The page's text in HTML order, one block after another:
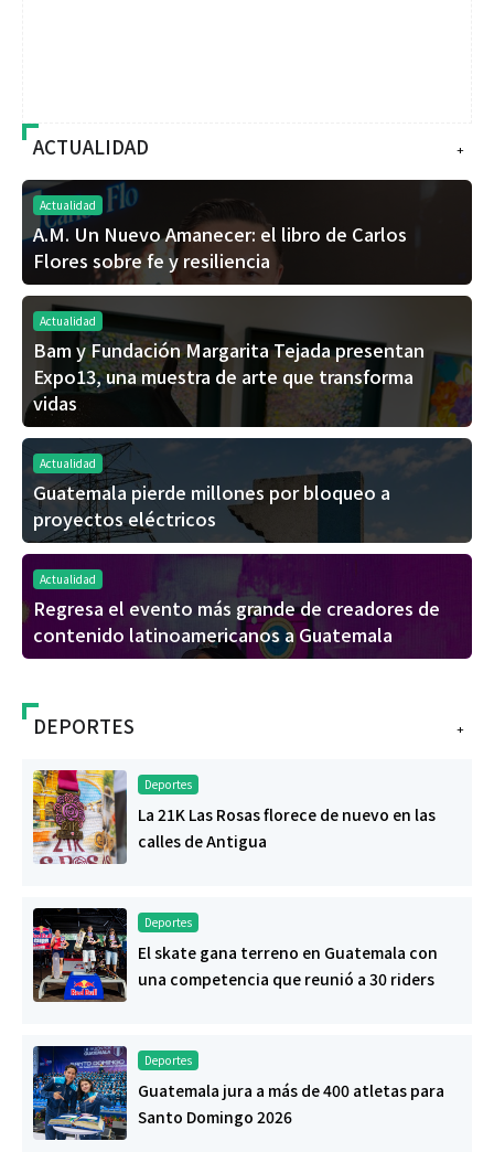
+
ACTUALIDAD
Actualidad
A.M. Un Nuevo Amanecer: el libro de Carlos
Flores sobre fe y resiliencia
Actualidad
Bam y Fundación Margarita Tejada presentan
Expo13, una muestra de arte que transforma
vidas
Actualidad
Guatemala pierde millones por bloqueo a
proyectos eléctricos
Actualidad
Regresa el evento más grande de creadores de
contenido latinoamericanos a Guatemala
+
DEPORTES
Deportes
La 21K Las Rosas florece de nuevo en las
calles de Antigua
Deportes
El skate gana terreno en Guatemala con
una competencia que reunió a 30 riders
Deportes
Guatemala jura a más de 400 atletas para
Santo Domingo 2026